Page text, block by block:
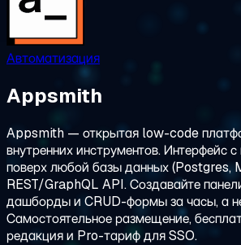
Автоматизация
Appsmith
Appsmith — открытая low-code
внутренних инструментов. Интерфейс
поверх любой базы данных (Postgres,
REST/GraphQL API. Создавайте
дашборды и CRUD-формы за часы, а
Самостоятельное размещение,
редакция и Pro-тариф для SSO.